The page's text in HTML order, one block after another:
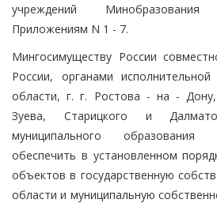
учреждений
Приложениям N 1 - 7.
Мингосимуществу России
России, органами
области, г. г. Ростова - на -
Зуева, Старицкого и
муниципального образования
обеспечить в установленном
объектов в государственную
области и муниципальную